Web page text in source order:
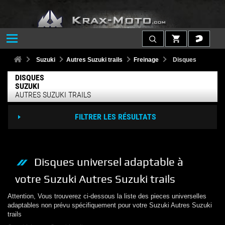
Suzuki Autres Suzuki trails Freinage Disques
DISQUES
SUZUKI
AUTRES SUZUKI TRAILS
FILTRER LES RÉSULTATS
Disques universel adaptable à
votre Suzuki Autres Suzuki trails
Attention, Vous trouverez ci-dessous la liste des pieces universelles
adaptables non prévu spécifiquement pour votre Suzuki Autres Suzuki
trails